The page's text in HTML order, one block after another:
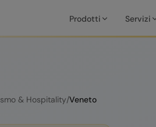
Prodotti Servizi
& Hospitality/Veneto